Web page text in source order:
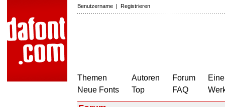
Benutzername | Registrieren
Themen
Neue Fonts
Autoren
Top
Forum
FAQ